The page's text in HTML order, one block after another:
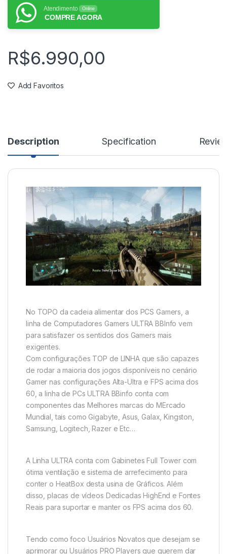
Atendimento Online
COMPRE AGORA
R$6.990,00
Add Favoritos
Description Specification
No TOPO da cadeia alimentar dos PCS Gamers, a
linha de Computadores Gamers ULTRA BBInfo vem
para satisfazer os sentidos dos Gamers mais
exigentes.
Com configurações TOP de LINHA que são capazes
de rodar a maioria dos jogos disponíveis no cenário
Gamer nas configurações Alta-Ultra e FPS acima dos
60, a linha de PCs ULTRA BBinfo conta com
componentes das Melhores marcas do MErcado
Mundial, tais como Gigabyte, Asus, Galax, Kingston,
Samsung, Logitech, Razer e Etc…
A Linha ULTRA conta com Gabinetes Full Tower com
ótima ventilação e sistema de arrefecimento para
conter o HeatBox desta usina de Gráficos. Além
disso, placas de vídeos Dedicadas HighEnd e Fontes
Reais para suportar e manter os FPS acima dos 60.
Tendo como foco Usuários Novatos que desejam se
aprimorar ou Usuários PRO Players que querem dar